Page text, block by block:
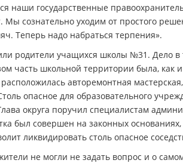
наши государственные
Мы сознательно уходим от простого
Теперь надо набраться терпения».
родители учащихся школы №31. Дело в
часть школьной территории была, как
авторемонтная
опасное для образовательного
округа поручил специалистам
был совершен на законных
ликвидировать столь опасное
не могли не задать вопрос и о